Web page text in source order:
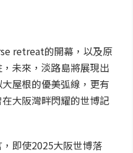
retreat的開幕，以及原
未來，淡路島將展現出
屋根的優美弧線，更有
大阪灣畔閃耀的世博記
即使2025大阪世博落